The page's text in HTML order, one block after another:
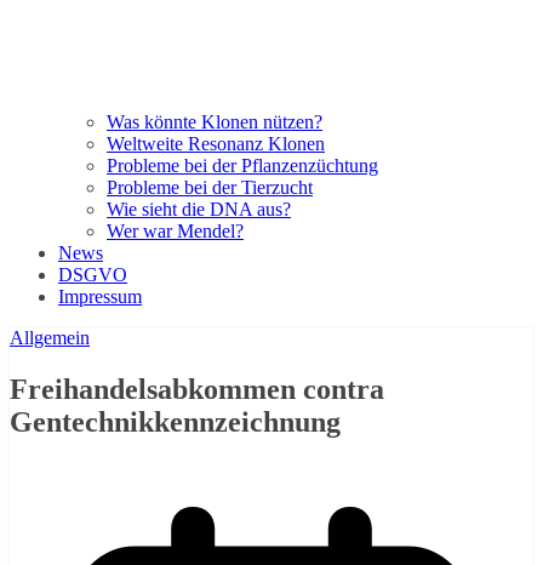
Was könnte Klonen nützen?
Weltweite Resonanz Klonen
Probleme bei der Pflanzenzüchtung
Probleme bei der Tierzucht
Wie sieht die DNA aus?
Wer war Mendel?
News
DSGVO
Impressum
Allgemein
Freihandelsabkommen contra
Gentechnikkennzeichnung